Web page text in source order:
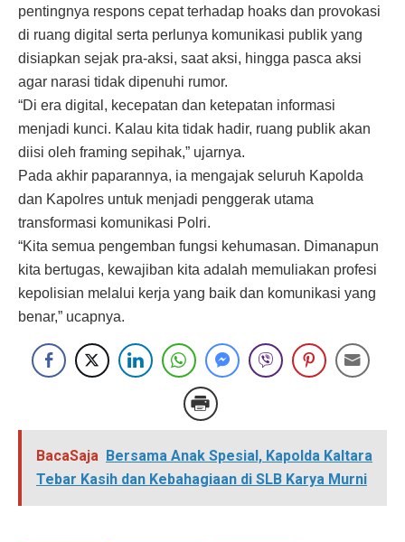
pentingnya respons cepat terhadap hoaks dan provokasi
di ruang digital serta perlunya komunikasi publik yang
disiapkan sejak pra-aksi, saat aksi, hingga pasca aksi
agar narasi tidak dipenuhi rumor.
“Di era digital, kecepatan dan ketepatan informasi
menjadi kunci. Kalau kita tidak hadir, ruang publik akan
diisi oleh framing sepihak,” ujarnya.
Pada akhir paparannya, ia mengajak seluruh Kapolda
dan Kapolres untuk menjadi penggerak utama
transformasi komunikasi Polri.
“Kita semua pengemban fungsi kehumasan. Dimanapun
kita bertugas, kewajiban kita adalah memuliakan profesi
kepolisian melalui kerja yang baik dan komunikasi yang
benar,” ucapnya.
BacaSaja Bersama Anak Spesial, Kapolda Kaltara
Tebar Kasih dan Kebahagiaan di SLB Karya Murni